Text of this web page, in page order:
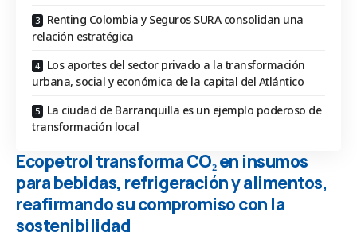
Renting Colombia y Seguros SURA consolidan una
relación estratégica
Los aportes del sector privado a la transformación
urbana, social y económica de la capital del Atlántico
La ciudad de Barranquilla es un ejemplo poderoso de
transformación local
Ecopetrol transforma CO₂ en insumos
para bebidas, refrigeración y alimentos,
reafirmando su compromiso con la
sostenibilidad